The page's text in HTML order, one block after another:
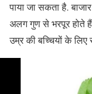
पाया जा सकता है.
अलग गुण से भरपूर होते
उम्र की बच्चियों के लिए